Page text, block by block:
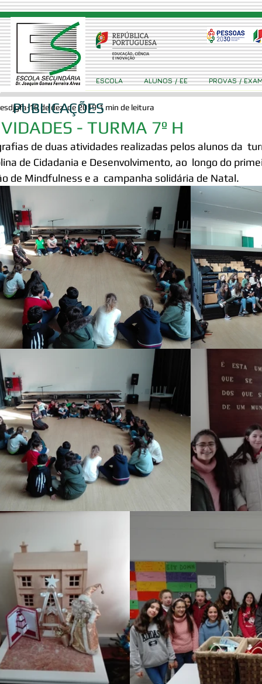
- TURMA 7º H
esdjgfa 16 de dez. de 2019 1 min de leitura
de duas atividades realizadas pelos alunos da
de Cidadania e Desenvolvimento, ao  longo do
de Mindfulness e a  campanha solidária de Natal.
PUBLICAÇÕES
ESCOLA ALUNOS / EE PROVAS /